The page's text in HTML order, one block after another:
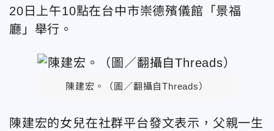
20日上午10點在台中市崇德殯儀館「景福
廳」舉行。
陳建宏。（圖／翻攝自Threads）
陳建宏的女兒在社群平台發文表示，父親一生